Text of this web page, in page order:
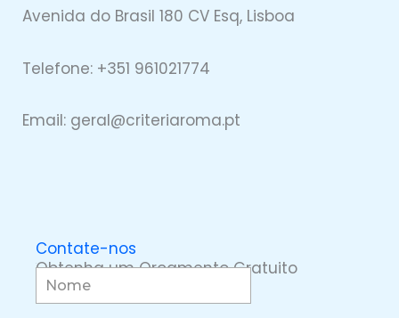
Avenida do Brasil 180 CV Esq, Lisboa
Telefone: +351 961021774
Email: geral@criteriaroma.pt
Contate-nos
Obtenha um Orçamento Gratuito